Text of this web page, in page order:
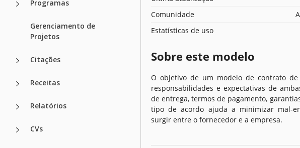
Programas
Gerenciamento de
Projetos
Citações
Receitas
Relatórios
CVs
Comunidade
Estatísticas de uso
Sobre este modelo
O objetivo de um modelo de contrato
responsabilidades e expectativas de
de entrega, termos de pagamento,
tipo de acordo ajuda a minimizar mal-
surgir entre o fornecedor e a empresa.